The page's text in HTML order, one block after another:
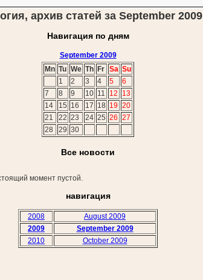
архив статей за September 2009
Навигация по дням
September 2009
Mn Tu We Th Fr Sa Su
1
2 3 4 5
6
7
8 9 10 11 12
13
14
15 16 17 18 19 20
21
22 23 24 25 26 27
28
29 30
Все новости
момент пустой.
навигация
2008
August 2009
2009
September 2009
2010
October 2009